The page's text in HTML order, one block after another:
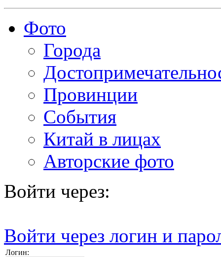
Фото
Города
Провинции
События
Китай в лицах
Авторские фото
Войти через:
Войти через логин и
Логин: